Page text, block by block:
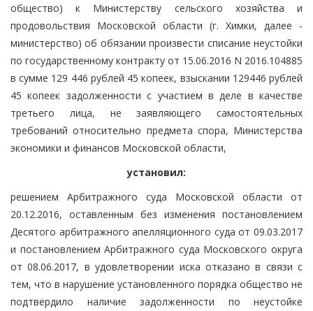
общество) к Министерству сельского хозяйства и
продовольствия Московской области (г. Химки, далее -
министерство) об обязании произвести списание неустойки
по государственному контракту от 15.06.2016 N 2016.104885
в сумме 129 446 рублей 45 копеек, взыскании 129446 рублей
45 копеек задолженности с участием в деле в качестве
третьего лица, не заявляющего самостоятельных
требований относительно предмета спора, Министерства
экономики и финансов Московской области,
установил:
решением Арбитражного суда Московской области от
20.12.2016, оставленным без изменения постановлением
Десятого арбитражного апелляционного суда от 09.03.2017
и постановлением Арбитражного суда Московского округа
от 08.06.2017, в удовлетворении иска отказано в связи с
тем, что в нарушение установленного порядка общество не
подтвердило наличие задолженности по неустойке